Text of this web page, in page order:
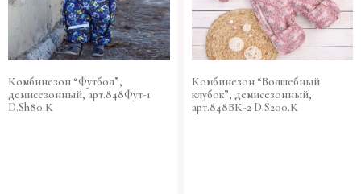
Комбинезон “Футбол”,
демисезонный, арт.848Фут-1
D.Sh80.К
Комбинезон “Волшебный
клубок”, демисезонный,
арт.848ВК-2 D.S200.К